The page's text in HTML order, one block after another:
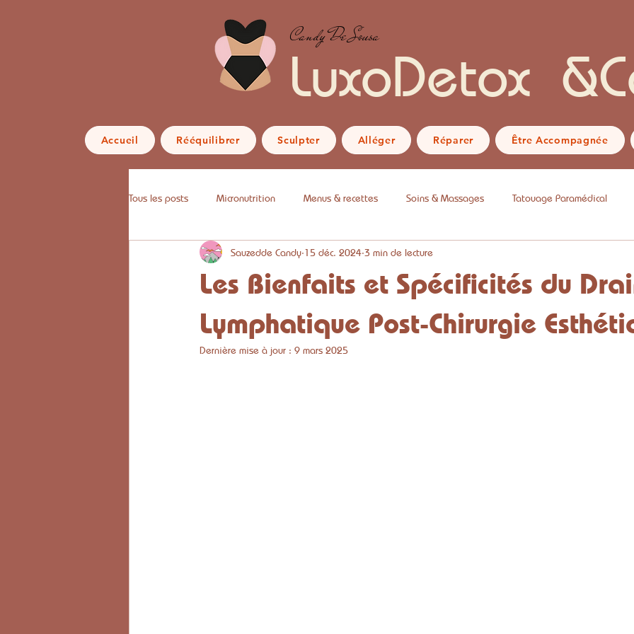
LuxoDetox
Candy De Sousa
Accueil Rééquilibrer Sculpter Alléger Réparer Être Accompagnée
Tous les posts Micronutrition Menus & recettes Soins & Massages Tatouage Paramédical
Les Bienfaits et Spécificités du
Lymphatique Post-Chirurgie
Sauzedde Candy 15 déc. 2024 3 min de lecture
Dernière mise à jour : 9 mars 2025